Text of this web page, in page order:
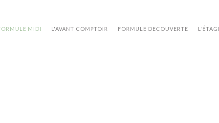
MIDI L'AVANT COMPTOIR FORMULE DECOUVERTE